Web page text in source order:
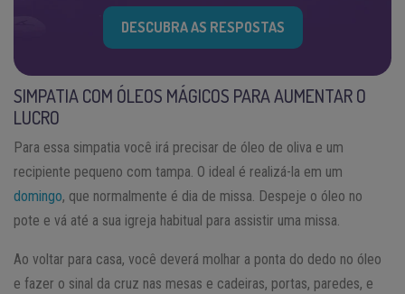
DESCUBRA AS RESPOSTAS
SIMPATIA COM ÓLEOS MÁGICOS PARA AUMENTAR O
LUCRO
Para essa simpatia você irá precisar de óleo de oliva e um
recipiente pequeno com tampa. O ideal é realizá-la em um
domingo, que normalmente é dia de missa. Despeje o óleo no
pote e vá até a sua igreja habitual para assistir uma missa.
Ao voltar para casa, você deverá molhar a ponta do dedo no óleo
e fazer o sinal da cruz nas mesas e cadeiras, portas, paredes, e